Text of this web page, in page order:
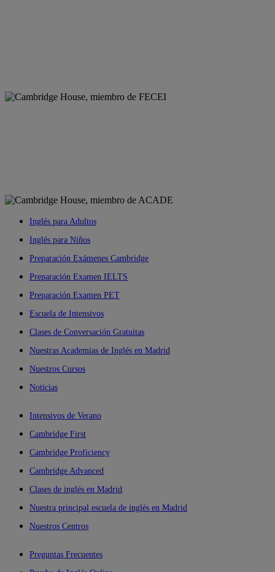
Inglés para Adultos
Inglés para Niños
Preparación Exámenes Cambridge
Preparación Examen IELTS
Preparación Examen PET
Escuela de Intensivos
Clases de Conversación Gratuitas
Nuestras Academias de Inglés en Madrid
Nuestros Cursos
Noticias
Intensivos de Verano
Cambridge First
Cambridge Proficiency
Cambridge Advanced
Clases de inglés en Madrid
Nuestra principal escuela de inglés en Madrid
Nuestros Centros
Preguntas Frecuentes